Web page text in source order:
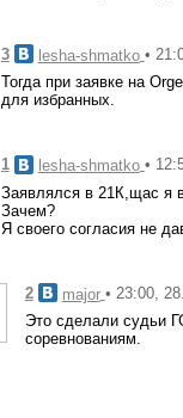
3 lesha-shmatko •
Тогда при заявке на
для избранных.
1 lesha-shmatko •
Заявлялся в 21К,щас я
Зачем?
Я своего согласия не
2 major • 23:00,
Это сделали судьи
соревнованиям.